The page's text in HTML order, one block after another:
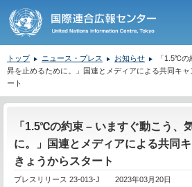
トップ ニュース・プレス お知らせ
「1.5℃
昇を止めるために。」国連とメディアによる共同キ
ート
「1.5℃の約束 – いますぐ動こう、
に。」国連とメディアによる共同キ
きょうからスタート
プレスリリース 23-013-J 2023年03月20日